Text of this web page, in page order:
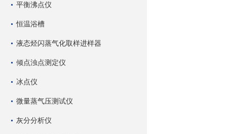
平衡沸点仪
恒温浴槽
液态烃闪蒸气化取样进样器
倾点浊点测定仪
冰点仪
微量蒸气压测试仪
灰分分析仪